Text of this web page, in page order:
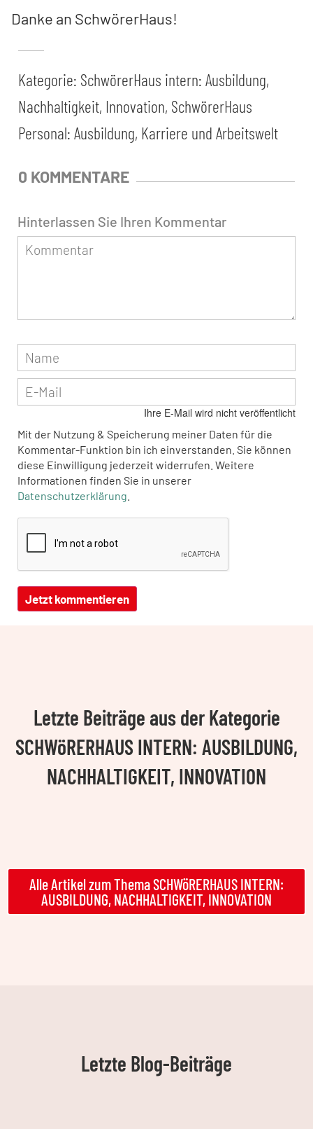
Danke an SchwörerHaus!
Kategorie: SchwörerHaus intern: Ausbildung,
Nachhaltigkeit, Innovation, SchwörerHaus
Personal: Ausbildung, Karriere und Arbeitswelt
0 KOMMENTARE
Hinterlassen Sie Ihren Kommentar
Ihre E-Mail wird nicht veröffentlicht
Mit der Nutzung & Speicherung meiner Daten für die
Kommentar-Funktion bin ich einverstanden. Sie können
diese Einwilligung jederzeit widerrufen. Weitere
Informationen finden Sie in unserer
Datenschutzerklärung
Letzte Beiträge aus der Kategorie
SCHWöRERHAUS INTERN: AUSBILDUNG,
NACHHALTIGKEIT, INNOVATION
Alle Artikel zum Thema SCHWöRERHAUS INTERN:
AUSBILDUNG, NACHHALTIGKEIT, INNOVATION
Letzte Blog-Beiträge